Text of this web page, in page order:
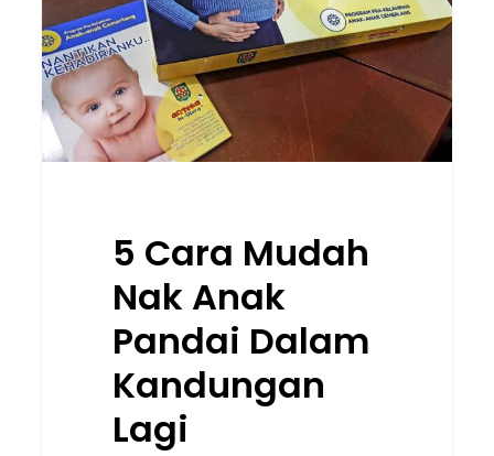
Anak
Pandai
Dalam
Kandungan
Lagi
5 Cara Mudah
Nak Anak
Pandai Dalam
Kandungan
Lagi